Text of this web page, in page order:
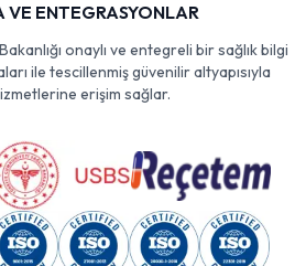
VE ENTEGRASYONLAR
onaylı ve entegreli bir sağlık bilgi
ile tescillenmiş güvenilir altyapısıyla
erişim sağlar.